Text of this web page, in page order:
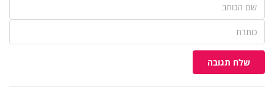
שלח תגובה